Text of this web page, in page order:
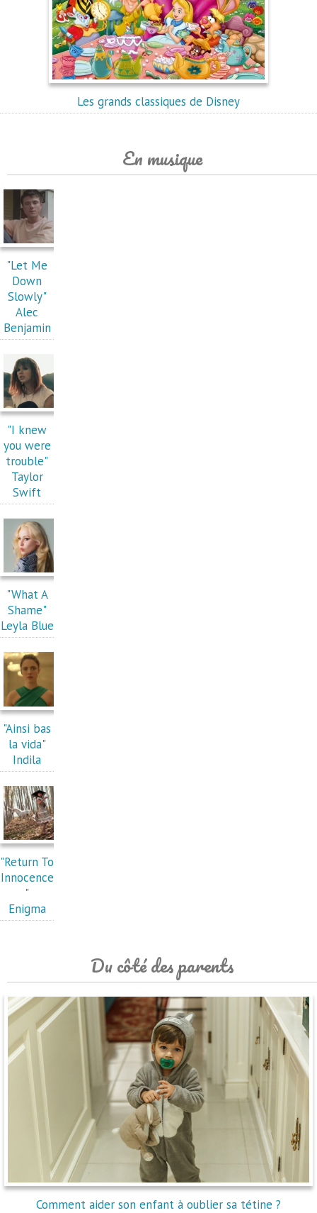
Les grands classiques de Disney
En musique
"Let Me
Down
Slowly"
Alec
Benjamin
"I knew
you were
trouble"
Taylor
Swift
"What A
Shame"
Leyla Blue
"Ainsi bas
la vida"
Indila
"Return To
Innocence
"
Enigma
Du côté des parents
Comment aider son enfant à oublier sa tétine ?